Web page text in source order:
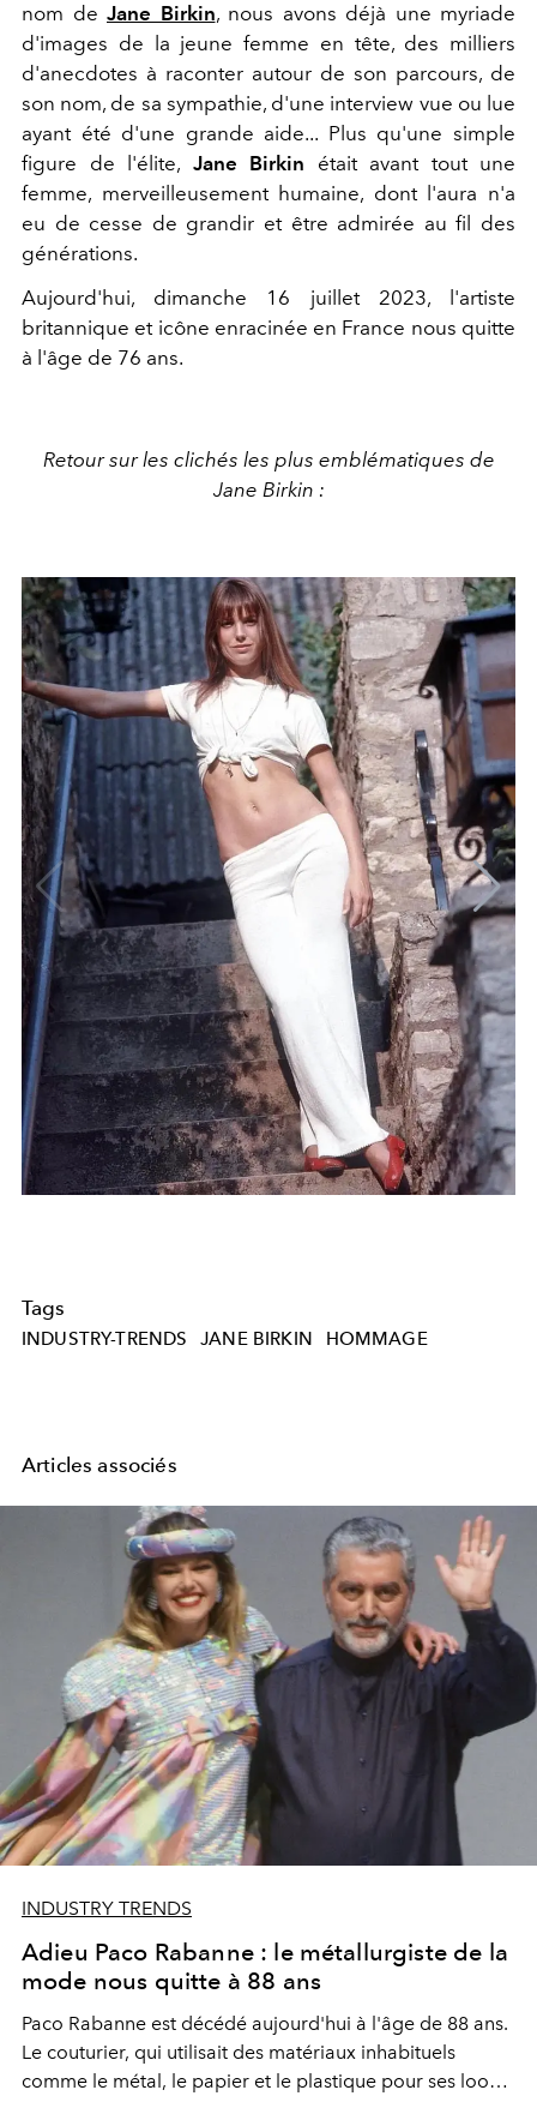
nom de Jane Birkin, nous avons déjà une myriade
d'images de la jeune femme en tête, des milliers
d'anecdotes à raconter autour de son parcours, de
son nom, de sa sympathie, d'une interview vue ou lue
ayant été d'une grande aide... Plus qu'une simple
figure de l'élite, Jane Birkin était avant tout une
femme, merveilleusement humaine, dont l'aura n'a
eu de cesse de grandir et être admirée au fil des
générations.
Aujourd'hui, dimanche 16 juillet 2023, l'artiste
britannique et icône enracinée en France nous quitte
à l'âge de 76 ans.
Retour sur les clichés les plus emblématiques de
Jane Birkin :
Tags
INDUSTRY-TRENDS JANE BIRKIN HOMMAGE
Articles associés
INDUSTRY TRENDS
Adieu Paco Rabanne : le métallurgiste de la
mode nous quitte à 88 ans
Paco Rabanne est décédé aujourd'hui à l'âge de 88 ans.
Le couturier, qui utilisait des matériaux inhabituels
comme le métal, le papier et le plastique pour ses looks,